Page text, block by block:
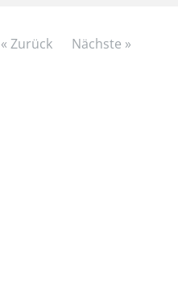
« Zurück Nächste »